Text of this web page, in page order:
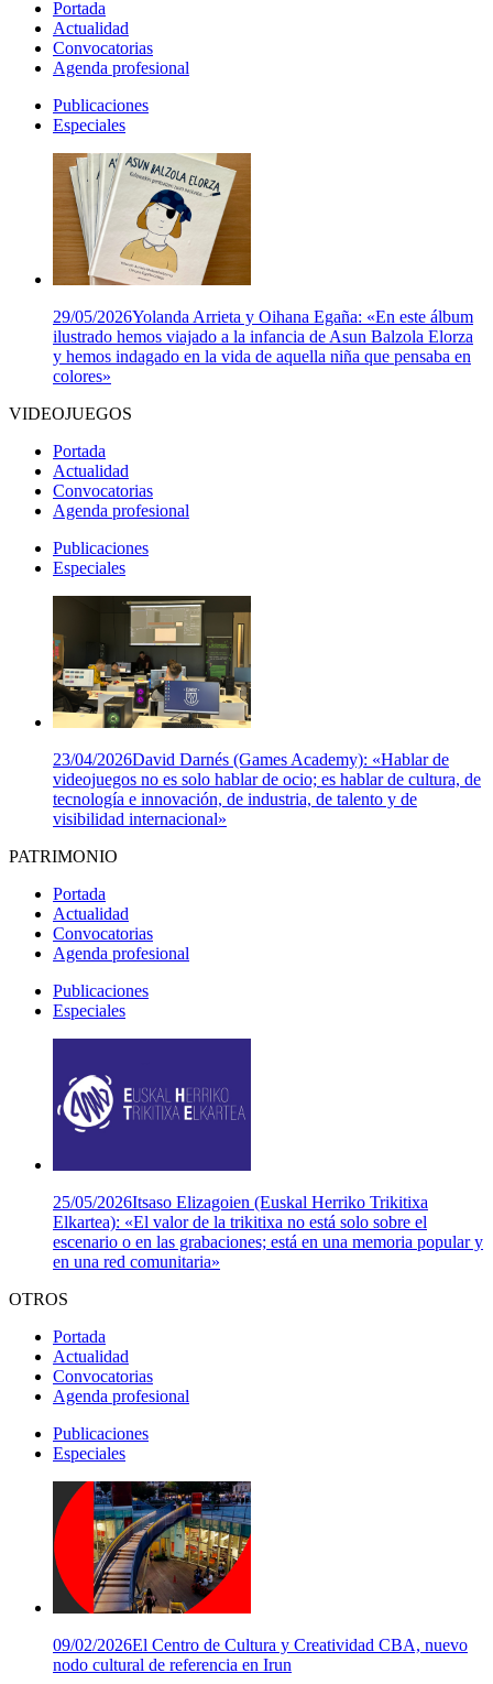
Portada
Actualidad
Convocatorias
Agenda profesional
Publicaciones
Especiales
29/05/2026Yolanda Arrieta y Oihana Egaña: «En este álbum
ilustrado hemos viajado a la infancia de Asun Balzola Elorza
y hemos indagado en la vida de aquella niña que pensaba en
colores»
VIDEOJUEGOS
Portada
Actualidad
Convocatorias
Agenda profesional
Publicaciones
Especiales
23/04/2026David Darnés (Games Academy): «Hablar de
videojuegos no es solo hablar de ocio; es hablar de cultura, de
tecnología e innovación, de industria, de talento y de
visibilidad internacional»
PATRIMONIO
Portada
Actualidad
Convocatorias
Agenda profesional
Publicaciones
Especiales
25/05/2026Itsaso Elizagoien (Euskal Herriko Trikitixa
Elkartea): «El valor de la trikitixa no está solo sobre el
escenario o en las grabaciones; está en una memoria popular y
en una red comunitaria»
OTROS
Portada
Actualidad
Convocatorias
Agenda profesional
Publicaciones
Especiales
09/02/2026El Centro de Cultura y Creatividad CBA, nuevo
nodo cultural de referencia en Irun